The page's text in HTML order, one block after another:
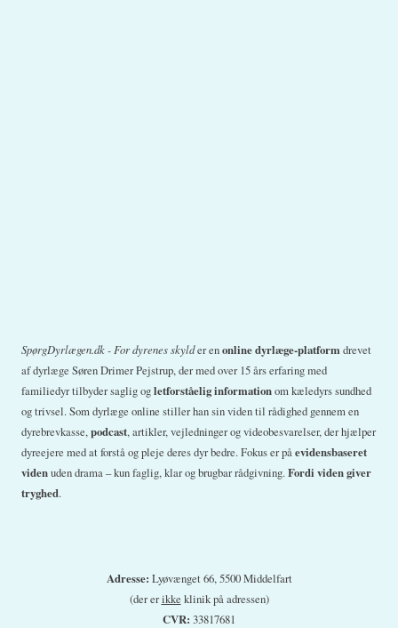
SpørgDyrlægen.dk - For dyrenes skylder enonline dyrlæge-platformdrevet
af dyrlæge Søren Drimer Pejstrup, der med over 15 års erfaring med
familiedyr tilbyder saglig ogletforståelig informationom kæledyrs sundhed
og trivsel. Som dyrlæge online stiller han sin viden til rådighed gennem en
dyrebrevkasse,podcast, artikler, vejledninger og videobesvarelser, der hjælper
dyreejere med at forstå og pleje deres dyr bedre. Fokus er påevidensbaseret
videnuden drama – kun faglig, klar og brugbar rådgivning.Fordi viden giver
tryghed.
Adresse: Lyøvænget 66, 5500 Middelfart
(der erikke klinik på adressen)
CVR: 33817681